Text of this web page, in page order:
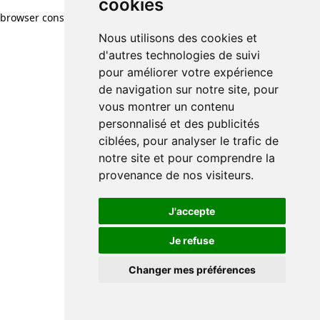
cookies
Nous utilisons des cookies et
d'autres technologies de suivi
pour améliorer votre expérience
de navigation sur notre site, pour
vous montrer un contenu
personnalisé et des publicités
ciblées, pour analyser le trafic de
notre site et pour comprendre la
provenance de nos visiteurs.
J'accepte
Je refuse
Changer mes préférences
browser console for more information)